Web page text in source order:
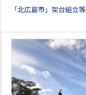
「北広島市」架台組立等